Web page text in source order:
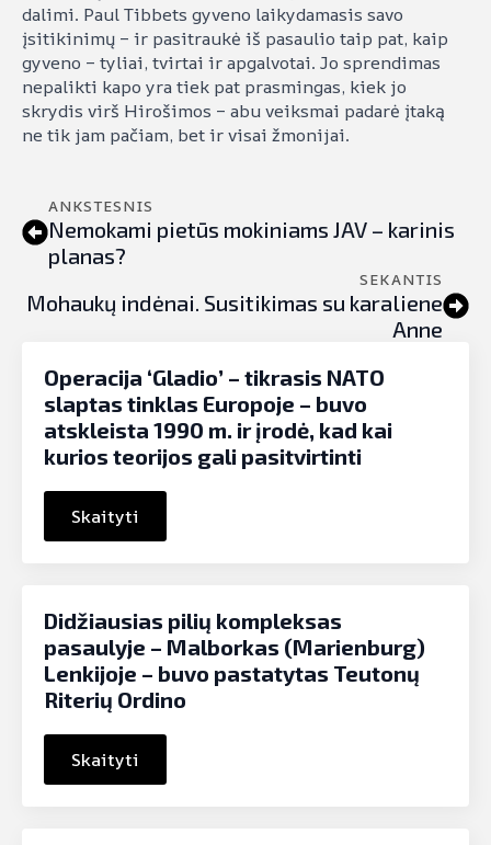
dalimi. Paul Tibbets gyveno laikydamasis savo
įsitikinimų – ir pasitraukė iš pasaulio taip pat, kaip
gyveno – tyliai, tvirtai ir apgalvotai. Jo sprendimas
nepalikti kapo yra tiek pat prasmingas, kiek jo
skrydis virš Hirošimos – abu veiksmai padarė įtaką
ne tik jam pačiam, bet ir visai žmonijai.
ANKSTESNIS
Nemokami pietūs mokiniams JAV – karinis
planas?
SEKANTIS
Mohaukų indėnai. Susitikimas su karaliene
Anne
Operacija ‘Gladio’ – tikrasis NATO
slaptas tinklas Europoje – buvo
atskleista 1990 m. ir įrodė, kad kai
kurios teorijos gali pasitvirtinti
Skaityti
Didžiausias pilių kompleksas
pasaulyje – Malborkas (Marienburg)
Lenkijoje – buvo pastatytas Teutonų
Riterių Ordino
Skaityti